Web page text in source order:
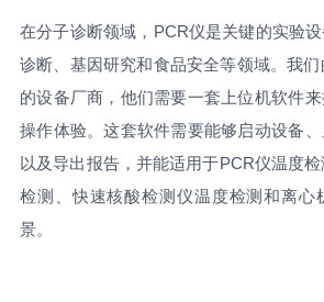
在分子诊断领域，PCR仪是关键的实验
诊断、基因研究和食品安全等领域。我
的设备厂商，他们需要一套上位机软件
操作体验。这套软件需要能够启动设备
以及导出报告，并能适用于PCR仪温度
检测、快速核酸检测仪温度检测和离心
景。